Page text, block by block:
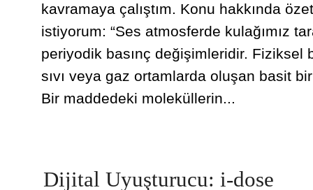
kavramaya çalıştım. Konu hakkında
istiyorum: “Ses atmosferde kulağımız
periyodik basınç değişimleridir. Fiziksel
sıvı veya gaz ortamlarda oluşan basit
Bir maddedeki moleküllerin...
Dijital Uyuşturucu: i-dose